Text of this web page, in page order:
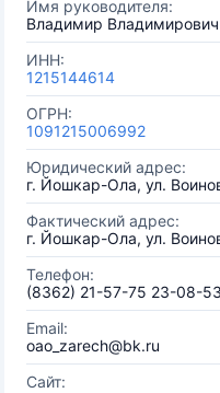
Имя руководителя:
Владимир
ИНН:
1215144614
ОГРН:
1091215006992
Юридический адрес:
г. Йошкар-Ола, ул.
Фактический адрес:
г. Йошкар-Ола, ул.
Телефон:
(8362) 21-57-75 23-08-53
Email:
oao_zarech@bk.ru
Сайт: